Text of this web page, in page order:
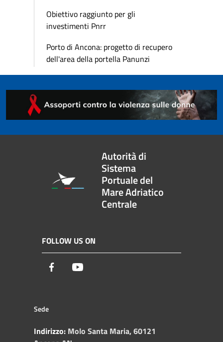
Obiettivo raggiunto per gli
investimenti Pnrr
Porto di Ancona: progetto di recupero
dell'area della portella Panunzi
Autorità di
Sistema
Portuale del
Mare Adriatico
Centrale
FOLLOW US ON
Facebook
Sede
Indirizzo: Molo Santa Maria, 60121